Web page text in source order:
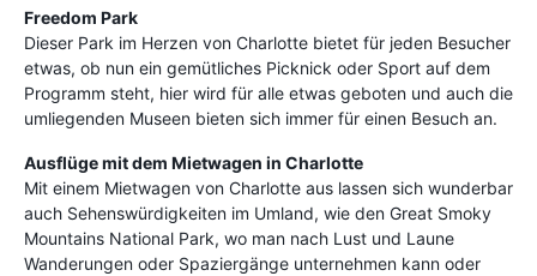
Freedom Park
Dieser Park im Herzen von Charlotte bietet für jeden Besucher
etwas, ob nun ein gemütliches Picknick oder Sport auf dem
Programm steht, hier wird für alle etwas geboten und auch die
umliegenden Museen bieten sich immer für einen Besuch an.
Ausflüge mit dem Mietwagen in Charlotte
Mit einem Mietwagen von Charlotte aus lassen sich wunderbar
auch Sehenswürdigkeiten im Umland, wie den Great Smoky
Mountains National Park, wo man nach Lust und Laune
Wanderungen oder Spaziergänge unternehmen kann oder